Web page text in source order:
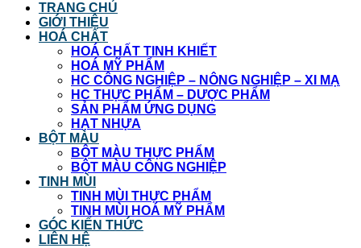
TRANG CHỦ
GIỚI THIỆU
HOÁ CHẤT
HOÁ CHẤT TINH KHIẾT
HOÁ MỸ PHẨM
HC CÔNG NGHIỆP – NÔNG NGHIỆP – XI MẠ
HC THỰC PHẨM – DƯỢC PHẨM
SẢN PHẨM ỨNG DỤNG
HẠT NHỰA
BỘT MÀU
BỘT MÀU THỰC PHẨM
BỘT MÀU CÔNG NGHIỆP
TINH MÙI
TINH MÙI THỰC PHẨM
TINH MÙI HOÁ MỸ PHẨM
GÓC KIẾN THỨC
LIÊN HỆ